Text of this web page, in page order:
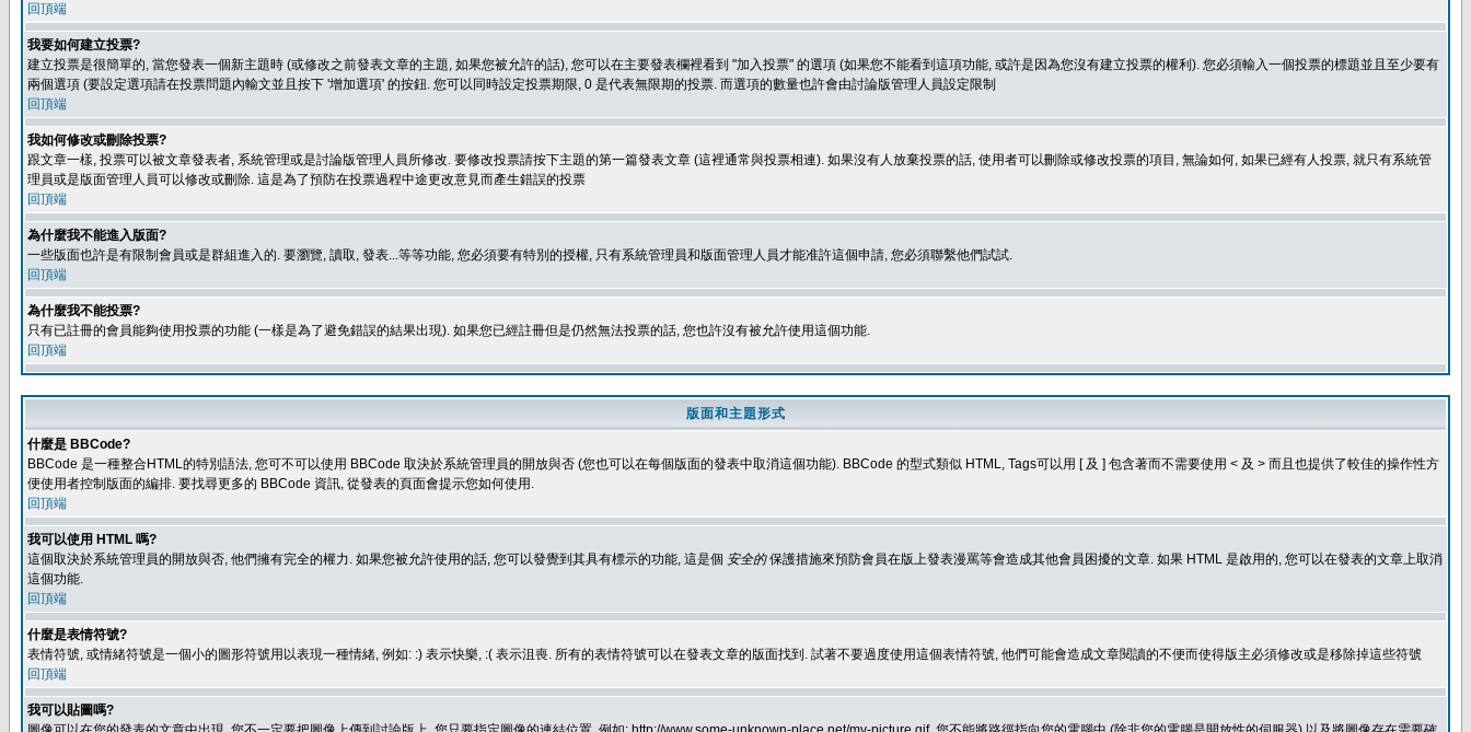
回頂端
我要如何建立投票?
建立投票是很簡單的, 當您發表一個新主題時 (或修改之前發表文章的主題, 如果您被允許的話), 您可以在主要發表欄裡看到 "加入投票" 的選項 (如果您不能看到這項功能, 或許是因為您沒有建立投票的權利). 您必須輸入一個投票的標題並且至少要有
兩個選項 (要設定選項請在投票問題內輸文並且按下 '增加選項' 的按鈕. 您可以同時設定投票期限, 0 是代表無限期的投票. 而選項的數量也許會由討論版管理人員設定限制
回頂端
我如何修改或刪除投票?
跟文章一樣, 投票可以被文章發表者, 系統管理或是討論版管理人員所修改. 要修改投票請按下主題的第一篇發表文章 (這裡通常與投票相連). 如果沒有人放棄投票的話, 使用者可以刪除或修改投票的項目, 無論如何, 如果已經有人投票, 就只有系統管
理員或是版面管理人員可以修改或刪除. 這是為了預防在投票過程中途更改意見而產生錯誤的投票
回頂端
為什麼我不能進入版面?
一些版面也許是有限制會員或是群組進入的. 要瀏覽, 讀取, 發表...等等功能, 您必須要有特別的授權, 只有系統管理員和版面管理人員才能准許這個申請, 您必須聯繫他們試試.
回頂端
為什麼我不能投票?
只有已註冊的會員能夠使用投票的功能 (一樣是為了避免錯誤的結果出現). 如果您已經註冊但是仍然無法投票的話, 您也許沒有被允許使用這個功能.
回頂端
版面和主題形式
什麼是 BBCode?
BBCode 是一種整合HTML的特別語法, 您可不可以使用 BBCode 取決於系統管理員的開放與否 (您也可以在每個版面的發表中取消這個功能). BBCode 的型式類似 HTML, Tags可以用 [ 及 ] 包含著而不需要使用 < 及 > 而且也提供了較佳的操作性方
便使用者控制版面的編排. 要找尋更多的 BBCode 資訊, 從發表的頁面會提示您如何使用.
回頂端
我可以使用 HTML 嗎?
這個取決於系統管理員的開放與否, 他們擁有完全的權力. 如果您被允許使用的話, 您可以發覺到其具有標示的功能, 這是個 安全的保護措施來預防會員在版上發表漫罵等會造成其他會員困擾的文章. 如果 HTML 是啟用的, 您可以在發表的文章上取消
這個功能.
回頂端
什麼是表情符號?
表情符號, 或情緒符號是一個小的圖形符號用以表現一種情緒, 例如: :) 表示快樂, :( 表示沮喪. 所有的表情符號可以在發表文章的版面找到. 試著不要過度使用這個表情符號, 他們可能會造成文章閱讀的不便而使得版主必須修改或是移除掉這些符號
回頂端
我可以貼圖嗎?